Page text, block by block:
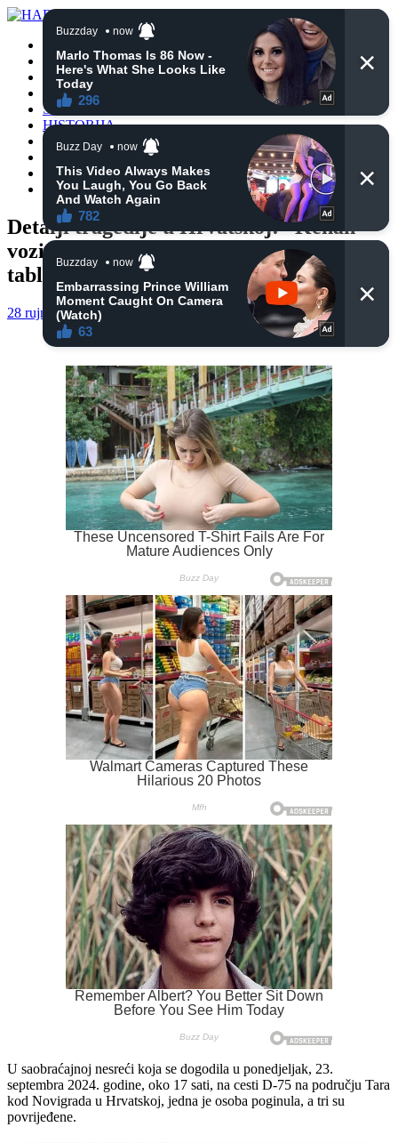
VIJESTI
BIH
TURSKA
SVIJET
HISTORIJA
RELIGIJA
ZANIMLJIVOSTI
CRNA HRONIKA
OBAVIJESTI
Detalji tragedije u Hrvatskoj: “Kenan
vozio sa isteklom vozačkom i lažnim
tablicama na automobilu”
28 rujna, 2024 haberhana
U saobraćajnoj nesreći koja se dogodila u ponedjeljak, 23.
septembra 2024. godine, oko 17 sati, na cesti D-75 na području Tara
kod Novigrada u Hrvatskoj, jedna je osoba poginula, a tri su
povrijeđene.